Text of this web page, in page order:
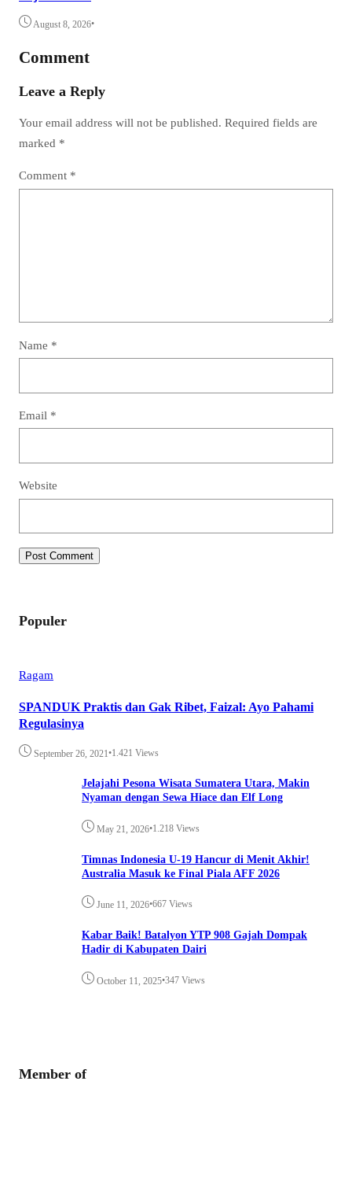
August 8, 2026•
Comment
Leave a Reply
Your email address will not be published. Required fields are
marked *
Comment *
Name *
Email *
Website
Populer
Ragam
SPANDUK Praktis dan Gak Ribet, Faizal: Ayo Pahami
Regulasinya
September 26, 2021•1.421 Views
Jelajahi Pesona Wisata Sumatera Utara, Makin
Nyaman dengan Sewa Hiace dan Elf Long
May 21, 2026•1.218 Views
Timnas Indonesia U-19 Hancur di Menit Akhir!
Australia Masuk ke Final Piala AFF 2026
June 11, 2026•667 Views
Kabar Baik! Batalyon YTP 908 Gajah Dompak
Hadir di Kabupaten Dairi
October 11, 2025•347 Views
Member of